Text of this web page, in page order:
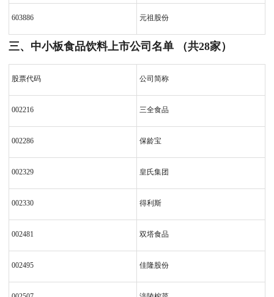
603886 元祖股份
三、中小板食品饮料上市公司名单 （共28家）
股票代码 公司简称
002216 三全食品
002286 保龄宝
002329 皇氏集团
002330 得利斯
002481 双塔食品
002495 佳隆股份